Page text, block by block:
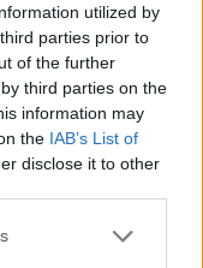
utilized by
parties prior to
of the further
third parties on the
information may
the IAB’s List of
disclose it to other
or more Google
w haśle?
słownika.
?